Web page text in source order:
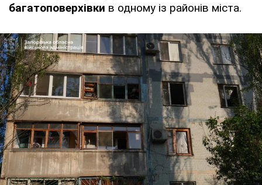
багатоповерхівки в одному із районів міста.